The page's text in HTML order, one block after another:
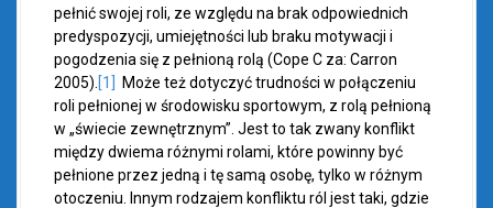
pełnić swojej roli, ze względu na brak odpowiednich
predyspozycji, umiejętności lub braku motywacji i
pogodzenia się z pełnioną rolą (Cope C za: Carron
2005). [1]
Może też dotyczyć trudności w połączeniu
roli pełnionej w środowisku sportowym, z rolą pełnioną
w „świecie zewnętrznym”. Jest to tak zwany konflikt
między dwiema różnymi rolami, które powinny być
pełnione przez jedną i tę samą osobę, tylko w różnym
otoczeniu. Innym rodzajem konfliktu ról jest taki, gdzie